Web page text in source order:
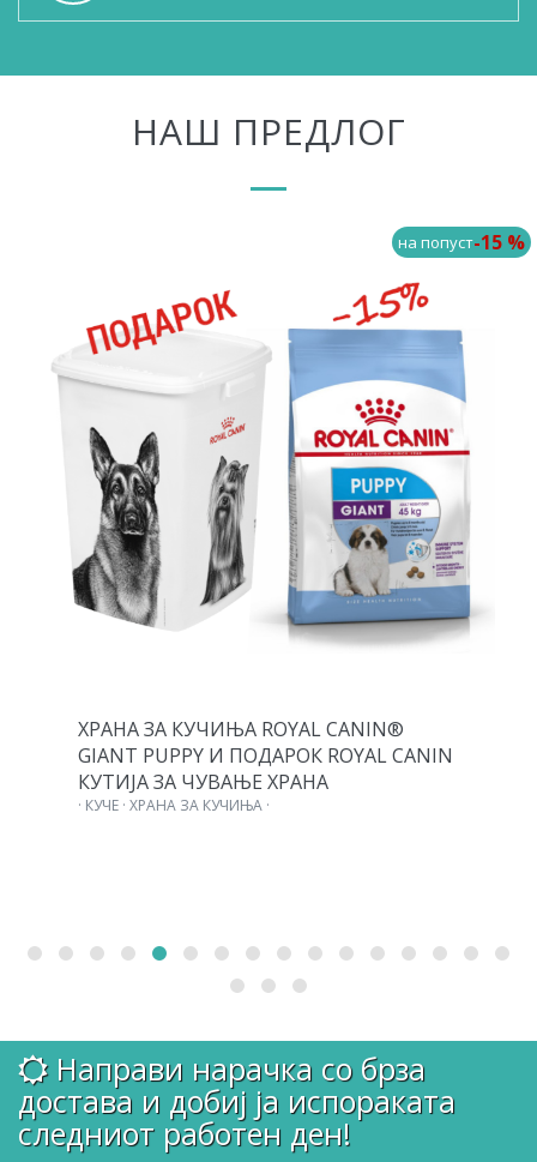
НАШ ПРЕДЛОГ
на попуст-15 %
ХРАНА ЗА КУЧИЊА ROYAL CANIN®
GIANT PUPPY И ПОДАРОК ROYAL CANIN
КУТИЈА ЗА ЧУВАЊЕ ХРАНА
· КУЧЕ · ХРАНА ЗА КУЧИЊА ·
Направи нарачка со брза
достава и добиј ја испораката
следниот работен ден!